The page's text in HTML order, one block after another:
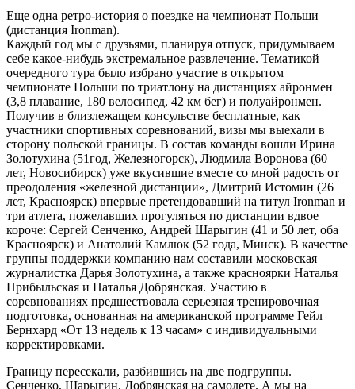
Еще одна ретро-история о поездке на чемпионат Польши
(дистанция Ironman).
Каждый год мы с друзьями, планируя отпуск, придумываем
себе какое-нибудь экстремальное развлечение. Тематикой
очередного тура было избрано участие в открытом
чемпионате Польши по триатлону на дистанциях айронмен
(3,8 плавание, 180 велосипед, 42 км бег) и полуайронмен.
Получив в близлежащем консульстве бесплатные, как
участники спортивных соревнований, визы мы выехали в
сторону польской границы. В состав команды вошли Ирина
Золотухина (51год, Железногорск), Людмила Воронова (60
лет, Новосибирск) уже вкусившие вместе со мной радость от
преодоления «железной дистанции», Дмитрий Истомин (26
лет, Красноярск) впервые претендовавший на титул Ironman и
три атлета, пожелавших прогуляться по дистанции вдвое
короче: Сергей Сенченко, Андрей Шарыгин (41 и 50 лет, оба
Красноярск) и Анатолий Камлюк (52 года, Минск). В качестве
группы поддержки компанию нам составили московская
журналистка Дарья Золотухина, а также красноярки Наталья
Прибыльская и Наталья Добрянская. Участию в
соревнованиях предшествовала серьезная тренировочная
подготовка, основанная на американской программе Гейл
Бернхард «От 13 недель к 13 часам» с индивидуальными
корректировками.
Границу пересекали, разбившись на две подгруппы.
Сенченко, Шарыгин, Добрянская на самолете. А мы на